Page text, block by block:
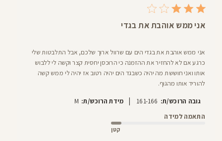
אני ממש אוהבת את בגדי
אני ממש אוהבת את בגדי הים עם שרוול ארוך שלכם, אבל התלבטות שלי
כרגע אם לא להחזיר את ההזמנה כי הרוכסן יחסית קצר וקשה לי ללבוש
אותו ואני חוששת מה יהיה כשבגד הים יהיה רטוב אז יהיה לי ממש קשה
להוריד אותו מהגוף.
גובה הרוכש/ת: 161-166
| מידת הרוכש/ת: M
התאמה למידה
קטן